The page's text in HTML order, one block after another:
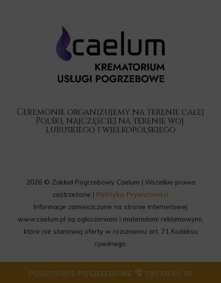
POGOTOWIE POGRZEBOWE 790 50 50 30
Ceremonie organizujemy na terenie całej
Polski, najczęściej na terenie woj.
lubuskiego i wielkopolskiego
2026 © Zakład Pogrzebowy Caelum | Wszelkie prawa
zastrzeżone | Polityka Prywatności
Informacje zamieszczone na stronie internetowej
www.caelum.pl są ogłoszeniami i materiałami reklamowymi,
które nie stanowią oferty w rozumieniu art. 71 Kodeksu
cywilnego.